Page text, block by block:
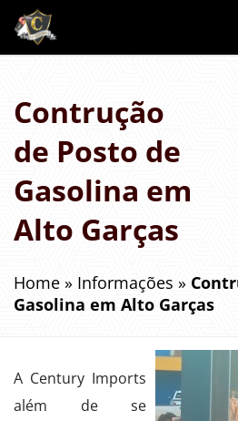
Contrução
de Posto de
Gasolina em
Alto Garças
Home » Informações »
Gasolina em Alto Garças
A Century Imports
além de se